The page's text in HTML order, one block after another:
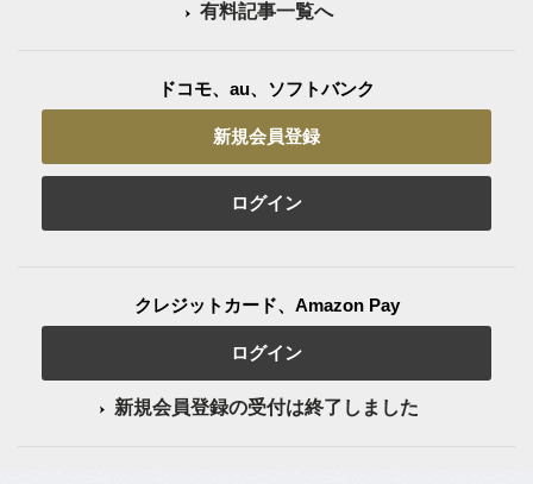
有料記事一覧へ
ドコモ、au、ソフトバンク
新規会員登録
ログイン
クレジットカード、Amazon Pay
ログイン
新規会員登録の受付は終了しました